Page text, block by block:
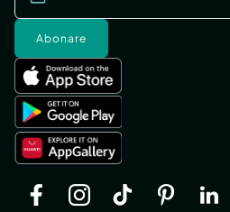
Abonare